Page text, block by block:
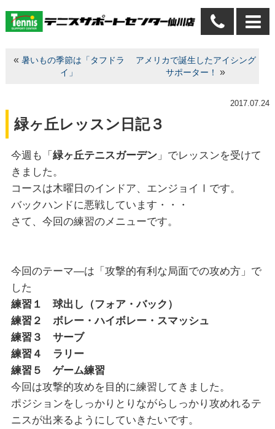
« 暑いもの季節は「タフドラ
イ」
アメリカで誕生したアイシング
サポーター！
»
2017.07.24
緑ヶ丘レッスン日記３
今週も「 緑ヶ丘テニスガーデン」でレッスンを受けて
きました。
コースは木曜日のインドア、エンジョイⅠです。
バックハンドに悪戦しています・・・
さて、今回の練習のメニューです。
今回のテーマ―は「攻撃的有利な局面での攻め方」で
した
練習１ 球出し（フォア・バック）
練習２ ボレー・ハイボレー・スマッシュ
練習３ サーブ
練習４ ラリー
練習５ ゲーム練習
今回は攻撃的攻めを目的に練習してきました。
ポジションをしっかりとりながらしっかり攻めれるテ
ニスが出来るようにしていきたいです。